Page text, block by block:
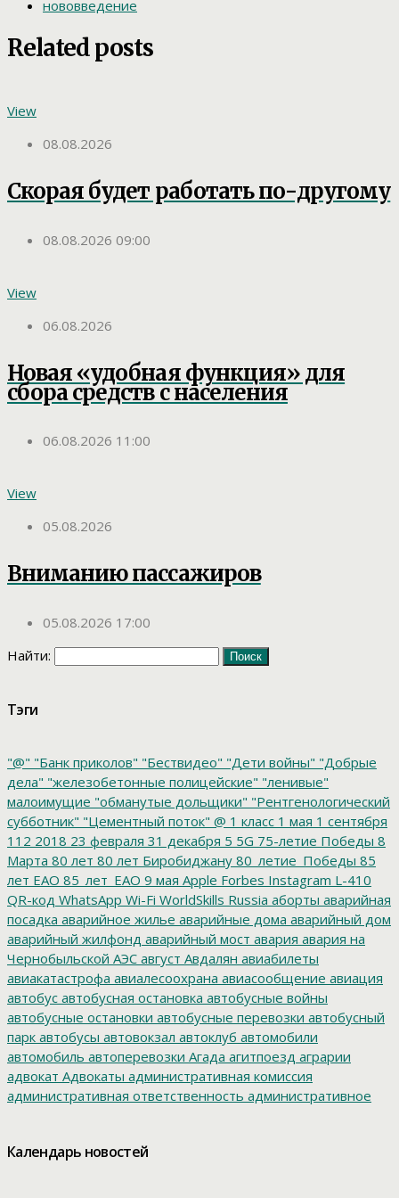
нововведение
Related posts
View
08.08.2026
Скорая будет работать по-другому
08.08.2026 09:00
View
06.08.2026
Новая «удобная функция» для
сбора средств с населения
06.08.2026 11:00
View
05.08.2026
Вниманию пассажиров
05.08.2026 17:00
Найти:
Тэги
"@" "Банк приколов" "Бествидео" "Дети войны" "Добрые
дела" "железобетонные полицейские" "ленивые"
малоимущие "обманутые дольщики" "Рентгенологический
субботник" "Цементный поток" @ 1 класс 1 мая 1 сентября
112 2018 23 февраля 31 декабря 5 5G 75-летие Победы 8
Марта 80 лет 80 лет Биробиджану 80_летие_Победы 85
лет ЕАО 85_лет_ЕАО 9 мая Apple Forbes Instagram L-410
QR-код WhatsApp Wi-Fi WorldSkills Russia аборты аварийная
посадка аварийное жилье аварийные дома аварийный дом
аварийный жилфонд аварийный мост авария авария на
Чернобыльской АЭС август Авдалян авиабилеты
авиакатастрофа авиалесоохрана авиасообщение авиация
автобус автобусная остановка автобусные войны
автобусные остановки автобусные перевозки автобусный
парк автобусы автовокзал автоклуб автомобили
автомобиль автоперевозки Агада агитпоезд аграрии
адвокат Адвокаты административная комиссия
административная ответственность административное
БуксманАлександр Винников
Календарь новостей